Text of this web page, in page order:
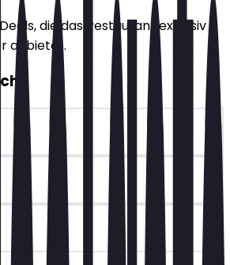
die das Restaurant exklusiv
anbietet.